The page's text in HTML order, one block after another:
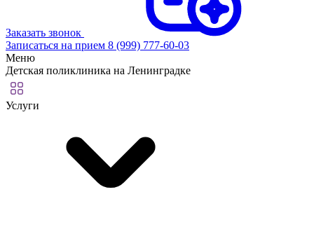
Заказать звонок
Записаться на прием 8 (999) 777-60-03
Меню
Детская поликлиника на Ленинградке
Услуги